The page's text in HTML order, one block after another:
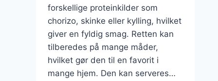
forskellige proteinkilder som
chorizo, skinke eller kylling, hvilket
giver en fyldig smag. Retten kan
tilberedes på mange måder,
hvilket gør den til en favorit i
mange hjem. Den kan serveres…